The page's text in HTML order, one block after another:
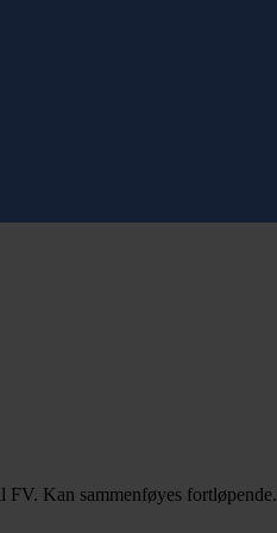
Kan sammenføyes fortløpende.